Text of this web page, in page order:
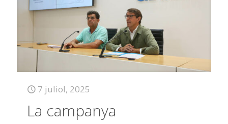
7 juliol, 2025
La campanya